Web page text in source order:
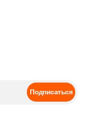
Подписаться